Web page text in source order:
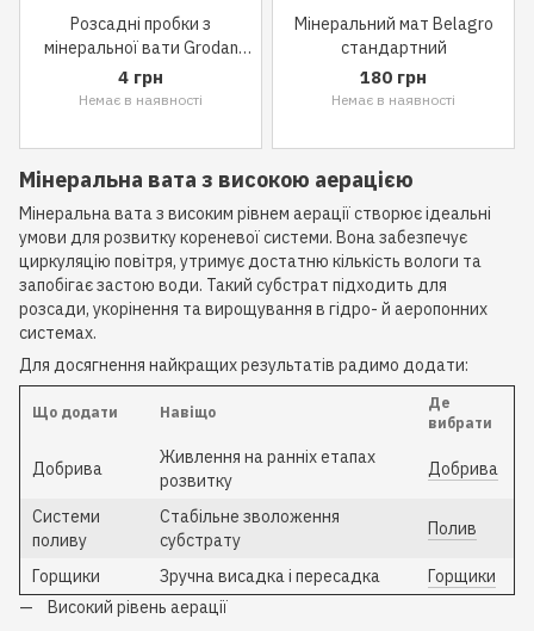
Розсадні пробки з
мінеральної вати Grodan
Pargro Multiblock
(поштучно)
4 грн
Немає в наявності
Мінеральний мат Belagro
стандартний
180 грн
Немає в наявності
Мінеральна вата з високою аерацією
Мінеральна вата з високим рівнем аерації створює ідеальні
умови для розвитку кореневої системи. Вона забезпечує
циркуляцію повітря, утримує достатню кількість вологи та
запобігає застою води. Такий субстрат підходить для
розсади, укорінення та вирощування в гідро- й аеропонних
системах.
Для досягнення найкращих результатів радимо додати:
Що додати Навіщо
Де
вибрати
Добрива
Живлення на ранніх етапах
розвитку
Добрива
Системи
поливу
Стабільне зволоження
субстрату
Полив
Горщики Зручна висадка і пересадка
Горщики
Високий рівень аерації